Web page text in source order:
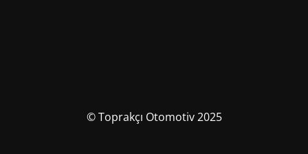
© Toprakçı Otomotiv 2025